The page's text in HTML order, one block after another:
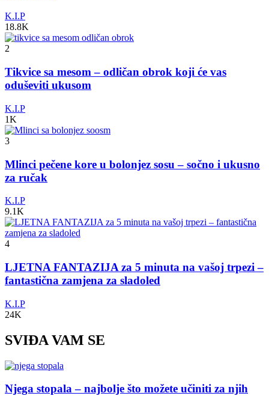
K.I.P
18.8K
2
Tikvice sa mesom – odličan obrok koji će vas
oduševiti ukusom
K.I.P
1K
3
Mlinci pečene kore u bolonjez sosu – sočno i ukusno
za ručak
K.I.P
9.1K
4
LJETNA FANTAZIJA za 5 minuta na vašoj trpezi –
fantastična zamjena za sladoled
K.I.P
24K
SVIĐA VAM SE
Njega stopala – najbolje što možete učiniti za njih